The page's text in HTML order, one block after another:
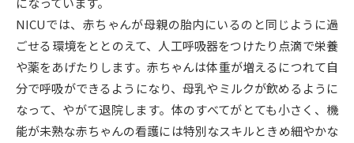
新増設大学・学部・学科特集
国際・グローバルに強い大学特
集
データサイエンス特集 奨学金・特待生制度特集
デジタルパンフレット 進路の３択
NICUでは、赤ちゃんが母親の胎内にいるのと同じように過
ごせる環境をととのえて、人工呼吸器をつけたり点滴で栄養
や薬をあげたりします。赤ちゃんは体重が増えるにつれて自
分で呼吸ができるようになり、母乳やミルクが飲めるように
なって、やがて退院します。体のすべてがとても小さく、機
能が未熟な赤ちゃんの看護には特別なスキルときめ細やかな